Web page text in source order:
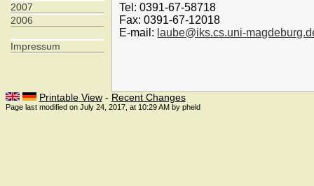
2007
2006
Impressum
Tel: 0391-67-58718
Fax: 0391-67-12018
E-mail: laube@iks.cs.uni-
Printable View- Recent Changes
Page last modified on July 24, 2017, at 10:29 AM by pheld